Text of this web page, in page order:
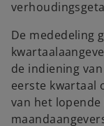
De mededeling
de indiening
eerste kwartaal
van het